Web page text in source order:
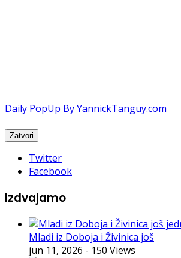
Daily PopUp By YannickTanguy.com
Twitter
Facebook
Izdvajamo
Mladi iz Doboja i Živinica još
jun 11, 2026 - 150 Views